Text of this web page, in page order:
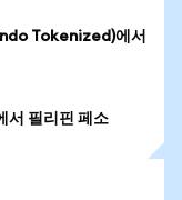
Tokenized)에서
필리핀 페소